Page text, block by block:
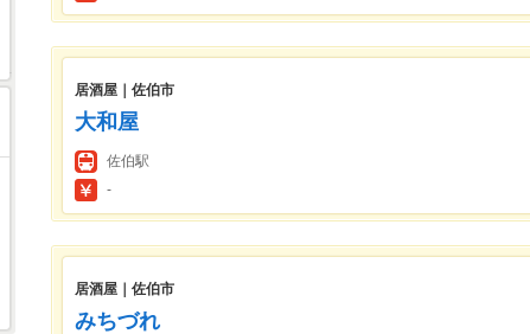
居酒屋｜佐伯市
大和屋
佐伯駅
-
居酒屋｜佐伯市
みちづれ